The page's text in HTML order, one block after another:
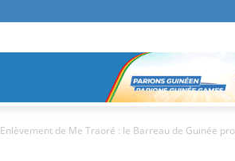
Enlèvement de Me Traoré : le Barreau de Guinée